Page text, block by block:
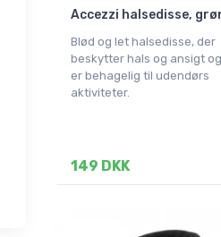
Accezzi halsedisse,
Blød og let halsedisse, der
beskytter hals og ansigt og
er behagelig til udendørs
aktiviteter.
149 DKK